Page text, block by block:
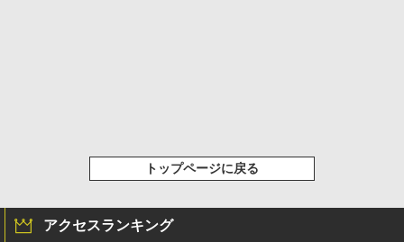
トップページに戻る
アクセスランキング